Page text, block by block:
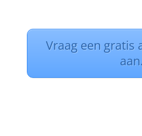
Vraag een gratis